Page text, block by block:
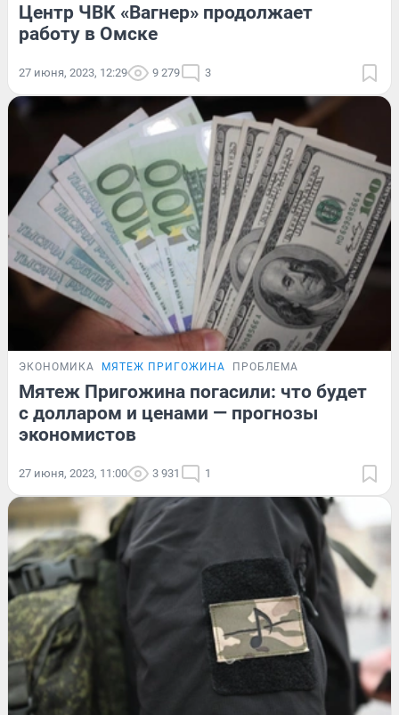
Центр ЧВК «Вагнер» продолжает
работу в Омске
27 июня, 2023, 12:29 9 279 3
ЭКОНОМИКА МЯТЕЖ ПРИГОЖИНА ПРОБЛЕМА
Мятеж Пригожина погасили: что будет
с долларом и ценами — прогнозы
экономистов
27 июня, 2023, 11:00 3 931 1